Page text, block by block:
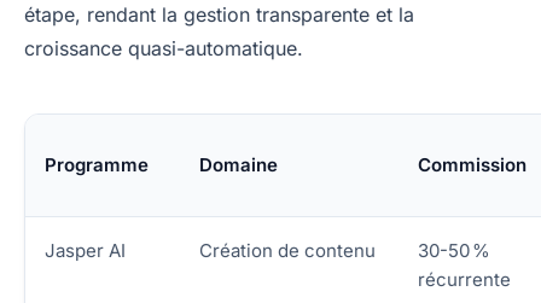
étape, rendant la gestion transparente et la
croissance quasi-automatique.
Programme Domaine Commission
Jasper AI Création de contenu
30-50 %
récurrente